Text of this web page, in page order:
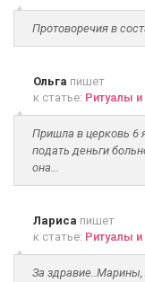
Протоворечия в
Ольга пишет
к статье: Ритуалы
Пришла в церковь 6
подать деньги
она...
Лариса пишет
к статье: Ритуалы
За здравие..Марины,